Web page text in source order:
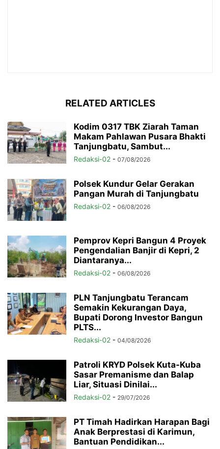
RELATED ARTICLES
Kodim 0317 TBK Ziarah Taman
Makam Pahlawan Pusara Bhakti
Tanjungbatu, Sambut...
Redaksi-02 - 07/08/2026
Polsek Kundur Gelar Gerakan
Pangan Murah di Tanjungbatu
Redaksi-02 - 06/08/2026
Pemprov Kepri Bangun 4 Proyek
Pengendalian Banjir di Kepri, 2
Diantaranya...
Redaksi-02 - 06/08/2026
PLN Tanjungbatu Terancam
Semakin Kekurangan Daya,
Bupati Dorong Investor Bangun
PLTS...
Redaksi-02 - 04/08/2026
Patroli KRYD Polsek Kuta-Kuba
Sasar Premanisme dan Balap
Liar, Situasi Dinilai...
Redaksi-02 - 29/07/2026
PT Timah Hadirkan Harapan Bagi
Anak Berprestasi di Karimun,
Bantuan Pendidikan...